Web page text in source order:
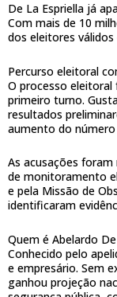
De La Espriella já
Com mais de 10
dos eleitores
Percurso eleitoral
O processo
primeiro turno.
resultados
aumento do
As acusações
de monitoramento
e pela Missão de
identificaram
Quem é Abelardo
Conhecido pelo
e empresário. Sem
ganhou projeção